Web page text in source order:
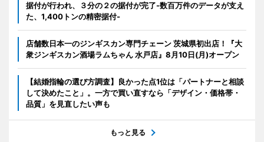
据付が行われ、３分の２の据付が完了-数百万件のデータが支え
た、1,400トンの精密据付-
店舗数日本一のジンギスカン専門チェーン 茨城県初出店！『大
衆ジンギスカン酒場ラムちゃん 水戸店』8月10日(月)オープン
【結婚指輪の選び方調査】良かった点1位は「パートナーと相談
して決めたこと」。一方で買い直すなら「デザイン・価格帯・
品質」を見直したい声も
もっと見る